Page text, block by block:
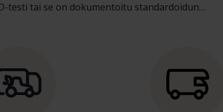
testi tai se on dokumentoitu standardoidun